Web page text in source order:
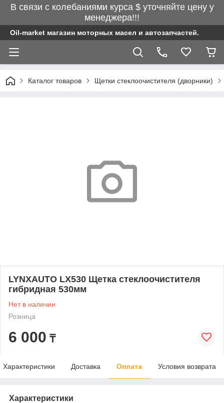
В связи с колебаниями курса $ уточняйте цену у
менеджера!!!
Oil-market магазин моторных масел и автозапчастей.
Каталог товаров Щетки стеклоочистителя (дворники)
LYNXAUTO LX530 Щетка стеклоочистителя
гибридная 530мм
Нет в наличии
Розница
6 000 ₸
Характеристики Доставка Оплата Условия возврата
Характеристики